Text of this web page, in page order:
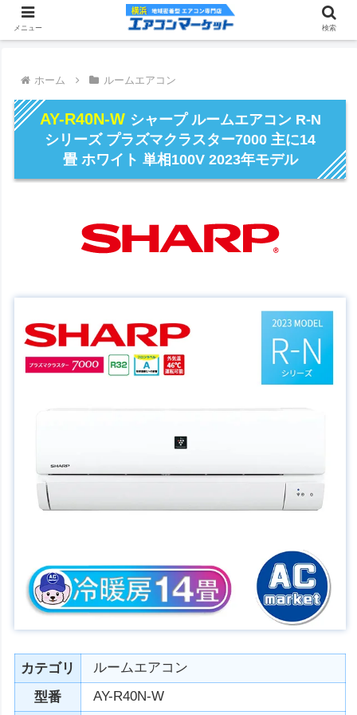
ホーム ルームエアコン
AY-R40N-W シャープ ルームエアコン R-N
シリーズ プラズマクラスター7000 主に14
畳 ホワイト 単相100V 2023年モデル
カテゴリ
ルームエアコン
型番
AY-R40N-W
メニュー 検索